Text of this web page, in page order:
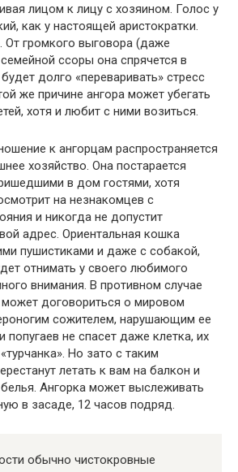
лицом к лицу с хозяином. Голос у
как у настоящей аристократки.
громкого выговора (даже
ссоры она спрячется в
долго «переваривать» стресс
же причине ангора может убегать
хотя и любит с ними возиться.
к ангорцам распространяется
хозяйство. Она постарается
в дом гостями, хотя
на незнакомцев с
и никогда не допустит
адрес. Ориентальная кошка
пушистиками и даже с собакой,
отнимать у своего любимого
внимания. В противном случае
договориться о мировом
сожителем, нарушающим ее
попугаев не спасет даже клетка, их
Но зато с таким
летать к вам на балкон и
Ангорка может выслеживать
в засаде, 12 часов подряд.
обычно чистокровные